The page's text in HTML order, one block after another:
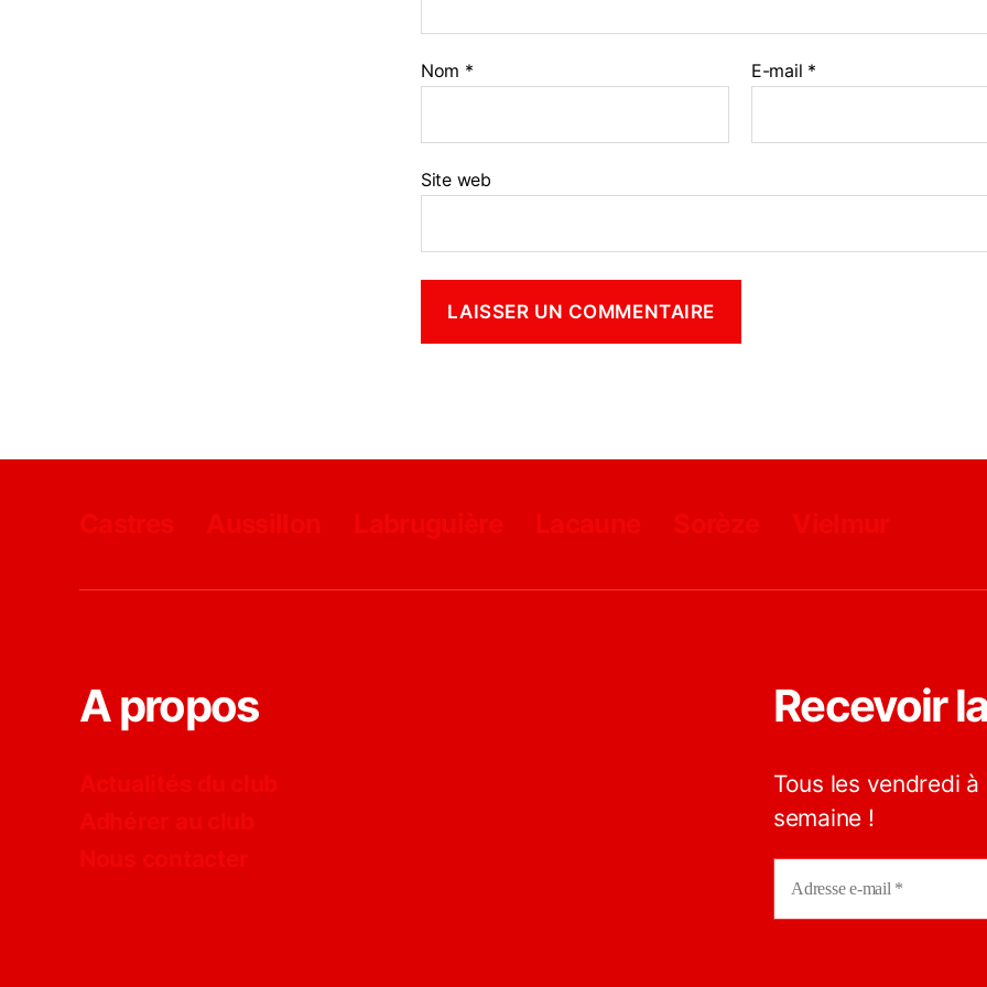
Nom * E-mail *
Site web
A propos Recevoir
Tous les vendredi
semaine !